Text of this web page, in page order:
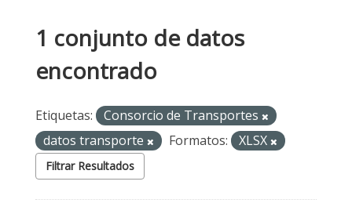
1 conjunto de datos
encontrado
Etiquetas:
Consorcio de Transportes
datos transporte
Formatos: XLSX
Filtrar Resultados